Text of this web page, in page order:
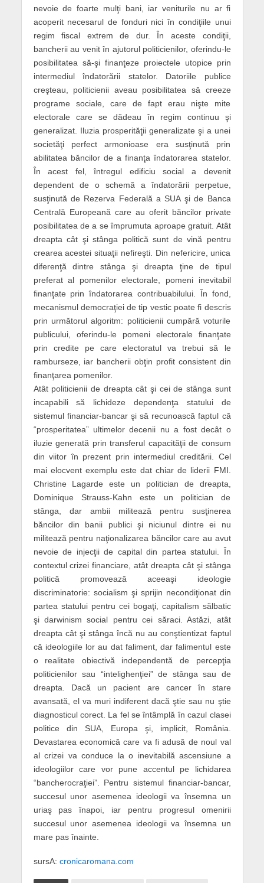
nevoie de foarte mulţi bani, iar veniturile nu ar fi
acoperit necesarul de fonduri nici în condiţiile unui
regim fiscal extrem de dur. În aceste condiţii,
bancherii au venit în ajutorul politicienilor, oferindu-le
posibilitatea să-şi finanţeze proiectele utopice prin
intermediul îndatorării statelor. Datoriile publice
creşteau, politicienii aveau posibilitatea să creeze
programe sociale, care de fapt erau nişte mite
electorale care se dădeau în regim continuu şi
generalizat. Iluzia prosperităţii generalizate şi a unei
societăţi perfect armonioase era susţinută prin
abilitatea băncilor de a finanţa îndatorarea statelor.
În acest fel, întregul edificiu social a devenit
dependent de o schemă a îndatorării perpetue,
susţinută de Rezerva Federală a SUA şi de Banca
Centrală Europeană care au oferit băncilor private
posibilitatea de a se împrumuta aproape gratuit. Atât
dreapta cât şi stânga politică sunt de vină pentru
crearea acestei situaţii nefireşti. Din nefericire, unica
diferenţă dintre stânga şi dreapta ţine de tipul
preferat al pomenilor electorale, pomeni inevitabil
finanţate prin îndatorarea contribuabilului. În fond,
mecanismul democraţiei de tip vestic poate fi descris
prin următorul algoritm: politicienii cumpără voturile
publicului, oferindu-le pomeni electorale finanţate
prin credite pe care electoratul va trebui să le
ramburseze, iar bancherii obţin profit consistent din
finanţarea pomenilor.
Atât politicienii de dreapta cât şi cei de stânga sunt
incapabili să lichideze dependenţa statului de
sistemul financiar-bancar şi să recunoască faptul că
“prosperitatea” ultimelor decenii nu a fost decât o
iluzie generată prin transferul capacităţii de consum
din viitor în prezent prin intermediul creditării. Cel
mai elocvent exemplu este dat chiar de liderii FMI.
Christine Lagarde este un politician de dreapta,
Dominique Strauss-Kahn este un politician de
stânga, dar ambii militează pentru susţinerea
băncilor din banii publici şi niciunul dintre ei nu
militează pentru naţionalizarea băncilor care au avut
nevoie de injecţii de capital din partea statului. În
contextul crizei financiare, atât dreapta cât şi stânga
politică promovează aceeaşi ideologie
discriminatorie: socialism şi sprijin necondiţionat din
partea statului pentru cei bogaţi, capitalism sălbatic
şi darwinism social pentru cei săraci. Astăzi, atât
dreapta cât şi stânga încă nu au conştientizat faptul
că ideologiile lor au dat faliment, dar falimentul este
o realitate obiectivă independentă de percepţia
politicienilor sau “intelighenţiei” de stânga sau de
dreapta. Dacă un pacient are cancer în stare
avansată, el va muri indiferent dacă ştie sau nu ştie
diagnosticul corect. La fel se întâmplă în cazul clasei
politice din SUA, Europa şi, implicit, România.
Devastarea economică care va fi adusă de noul val
al crizei va conduce la o inevitabilă ascensiune a
ideologiilor care vor pune accentul pe lichidarea
“bancherocraţiei”. Pentru sistemul financiar-bancar,
succesul unor asemenea ideologii va însemna un
uriaş pas înapoi, iar pentru progresul omenirii
succesul unor asemenea ideologii va însemna un
mare pas înainte.
sursA: cronicaromana.com